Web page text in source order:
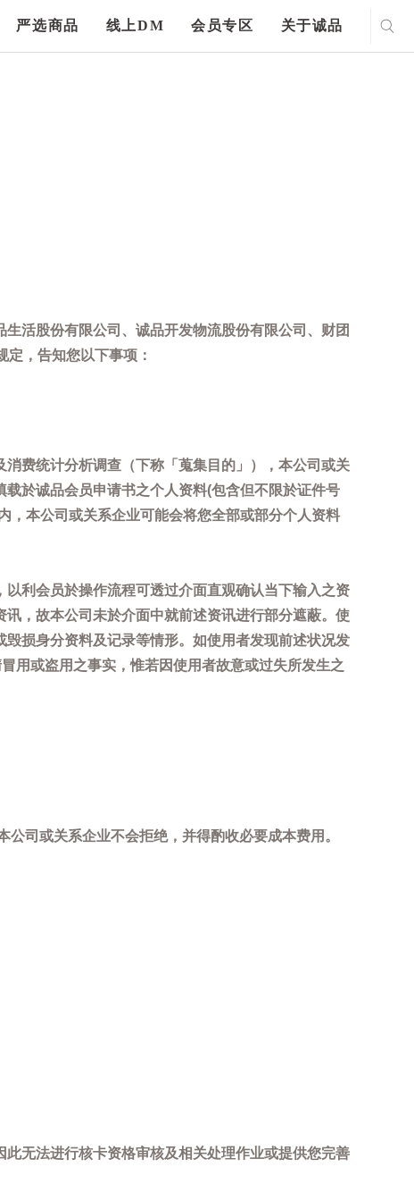
严选商品 线上DM 会员专区 关于诚品
活股份有限公司、诚品开发物流股份有限公司、财团
，告知您以下事项：
费统计分析调查（下称「蒐集目的」），本公司或关
於诚品会员申请书之个人资料(包含但不限於证件号
，本公司或关系企业可能会将您全部或部分个人资料
利会员於操作流程可透过介面直观确认当下输入之资
，故本公司未於介面中就前述资讯进行部分遮蔽。使
损身分资料及记录等情形。如使用者发现前述状况发
用或盗用之事实，惟若因使用者故意或过失所发生之
司或关系企业不会拒绝，并得酌收必要成本费用。
无法进行核卡资格审核及相关处理作业或提供您完善